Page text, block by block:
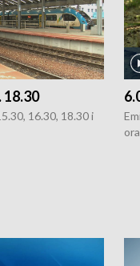
18.30
16.30, 18.30 i